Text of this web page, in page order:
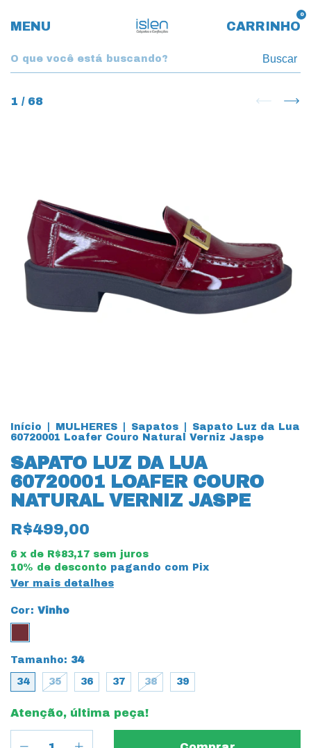
MENU CARRINHO
0
Buscar
1 / 68
Início MULHERES Sapatos
Sapato Luz da Lua
60720001 Loafer Couro Natural Verniz Jaspe
SAPATO LUZ DA LUA
60720001 LOAFER COURO
NATURAL VERNIZ JASPE
R$499,00
6 x de R$83,17 sem juros
10% de desconto pagando com Pix
Ver mais detalhes
Cor: Vinho
Tamanho: 34
34 35 36 37 38 39
Atenção, última peça!